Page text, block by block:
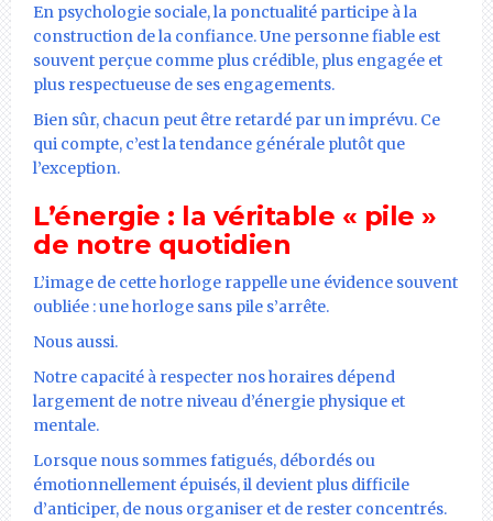
En psychologie sociale, la ponctualité participe à la
construction de la confiance. Une personne fiable est
souvent perçue comme plus crédible, plus engagée et
plus respectueuse de ses engagements.
Bien sûr, chacun peut être retardé par un imprévu. Ce
qui compte, c’est la tendance générale plutôt que
l’exception.
L’énergie : la véritable « pile »
de notre quotidien
L’image de cette horloge rappelle une évidence souvent
oubliée : une horloge sans pile s’arrête.
Nous aussi.
Notre capacité à respecter nos horaires dépend
largement de notre niveau d’énergie physique et
mentale.
Lorsque nous sommes fatigués, débordés ou
émotionnellement épuisés, il devient plus difficile
d’anticiper, de nous organiser et de rester concentrés.